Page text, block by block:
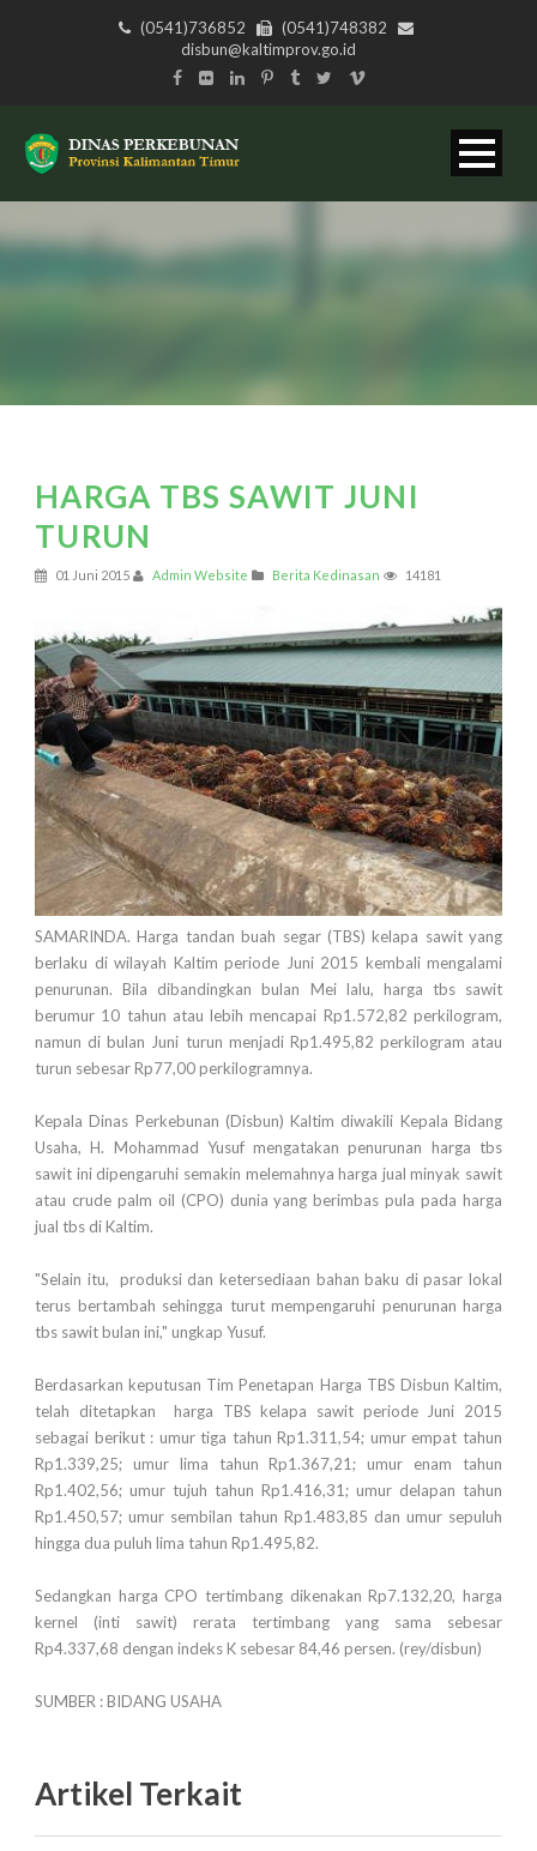
(0541)736852
(0541)748382
disbun@kaltimprov.go.id
HARGA TBS SAWIT JUNI
TURUN
01 Juni 2015 Admin Website Berita Kedinasan 14181
SAMARINDA. Harga tandan buah segar (TBS) kelapa sawit yang
berlaku di wilayah Kaltim periode Juni 2015 kembali mengalami
penurunan. Bila dibandingkan bulan Mei lalu, harga tbs sawit
berumur 10 tahun atau lebih mencapai Rp1.572,82 perkilogram,
namun di bulan Juni turun menjadi Rp1.495,82 perkilogram atau
turun sebesar Rp77,00 perkilogramnya.
Kepala Dinas Perkebunan (Disbun) Kaltim diwakili Kepala Bidang
Usaha, H. Mohammad Yusuf mengatakan penurunan harga tbs
sawit ini dipengaruhi semakin melemahnya harga jual minyak sawit
atau crude palm oil (CPO) dunia yang berimbas pula pada harga
jual tbs di Kaltim.
"Selain itu, produksi dan ketersediaan bahan baku di pasar lokal
terus bertambah sehingga turut mempengaruhi penurunan harga
tbs sawit bulan ini," ungkap Yusuf.
Berdasarkan keputusan Tim Penetapan Harga TBS Disbun Kaltim,
telah ditetapkan harga TBS kelapa sawit periode Juni 2015
sebagai berikut : umur tiga tahun Rp1.311,54; umur empat tahun
Rp1.339,25; umur lima tahun Rp1.367,21; umur enam tahun
Rp1.402,56; umur tujuh tahun Rp1.416,31; umur delapan tahun
Rp1.450,57; umur sembilan tahun Rp1.483,85 dan umur sepuluh
hingga dua puluh lima tahun Rp1.495,82.
Sedangkan harga CPO tertimbang dikenakan Rp7.132,20, harga
kernel (inti sawit) rerata tertimbang yang sama sebesar
Rp4.337,68 dengan indeks K sebesar 84,46 persen. (rey/disbun)
SUMBER : BIDANG USAHA
Artikel Terkait